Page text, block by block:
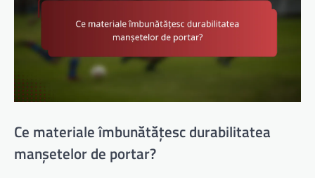
Ce materiale îmbunătățesc durabilitatea
manșetelor de portar?